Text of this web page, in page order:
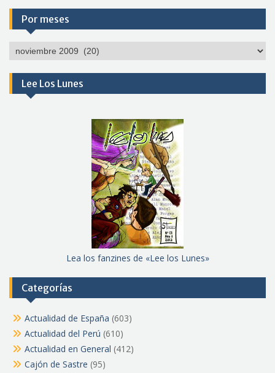
Por meses
Por
Lee Los Lunes
Lea los fanzines de «Lee los Lunes»
Categorías
Actualidad de España (603)
Actualidad del Perú (610)
Actualidad en General (412)
Cajón de Sastre (95)